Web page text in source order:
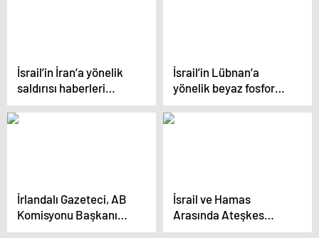
İsrail’in İran’a yönelik
saldırısı haberleri
yayıldı
İsrail’in Lübnan’a
yönelik beyaz fosfor
saldırıları: Siviller
yaşadıklarını anlatıyor
İrlandalı Gazeteci, AB
Komisyonu Başkanı
von der Leyen’i İsrail’in
İsrail ve Hamas
Arasında Ateşkes
Görüşmeleri Durma